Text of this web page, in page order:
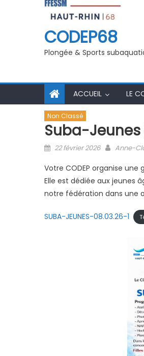
CODEP68
Plongée & Sports
ACCUEIL LE
Non Classé
Suba-Jeunes
Posted on
22 février 2026 Author
Anne-
Votre CODEP organise
Elle est dédiée aux jeunes
notre fédération dans une
SUBA-JEUNES-08.03.26-1